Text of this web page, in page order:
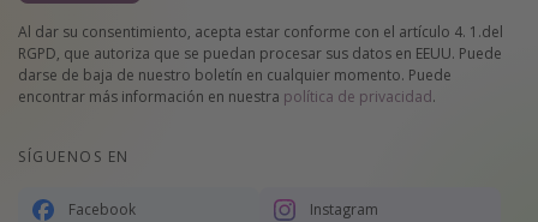
Al dar su consentimiento, acepta estar conforme con el artículo 4. 1.del
RGPD, que autoriza que se puedan procesar sus datos en EEUU. Puede
darse de baja de nuestro boletín en cualquier momento. Puede
encontrar más información en nuestra política de privacidad.
SÍGUENOS EN
Facebook Instagram